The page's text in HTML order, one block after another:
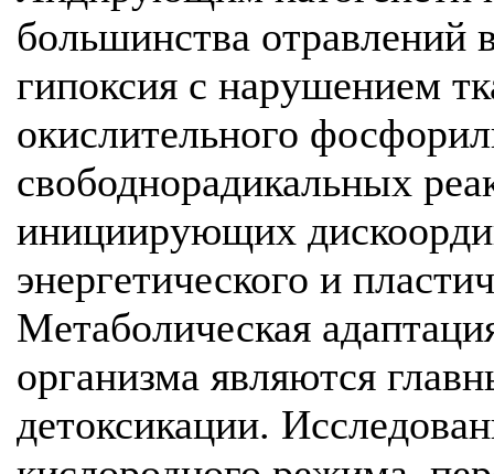
большинства отравлений
гипоксия с нарушением
окислительного
свободнорадикальных
инициирующих
энергетического и
Метаболическая
организма являются
детоксикации.